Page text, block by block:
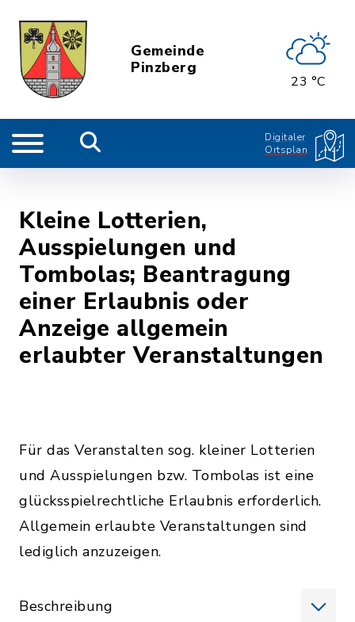
Gemeinde
Pinzberg
23 °C
Digitaler
Ortsplan
Kleine Lotterien,
Ausspielungen und
Tombolas; Beantragung
einer Erlaubnis oder
Anzeige allgemein
erlaubter Veranstaltungen
Für das Veranstalten sog. kleiner Lotterien
und Ausspielungen bzw. Tombolas ist eine
glücksspielrechtliche Erlaubnis erforderlich.
Allgemein erlaubte Veranstaltungen sind
lediglich anzuzeigen.
Beschreibung